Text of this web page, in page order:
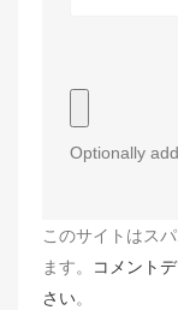
Optionally
このサイトはス
ます。
コメント
さい。